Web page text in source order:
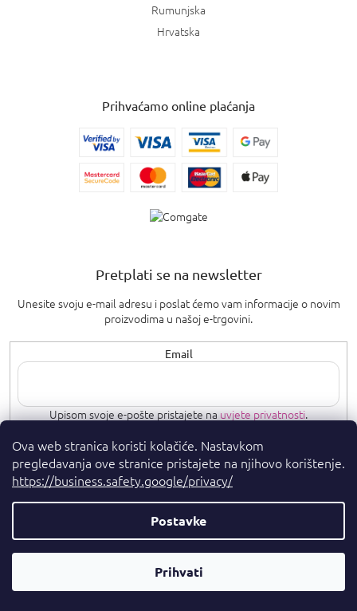
Ova web stranica koristi kolačiće. Nastavkom
pregledavanja ove stranice pristajete na njihovo korištenje.
https://business.safety.google/privacy/
Postavke
Prihvati
Rumunjska
Hrvatska
Prihvaćamo online plaćanja
Pretplati se na newsletter
Unesite svoju e-mail adresu i poslat ćemo vam informacije o novim
proizvodima u našoj e-trgovini.
Email
Upisom svoje e-pošte pristajete nauvjete privatnosti.
PRETPLATI SE
Kreirao Shoptet Premium
Autorska prava 2026Parfumshop.hr. Sva prava pridržana.